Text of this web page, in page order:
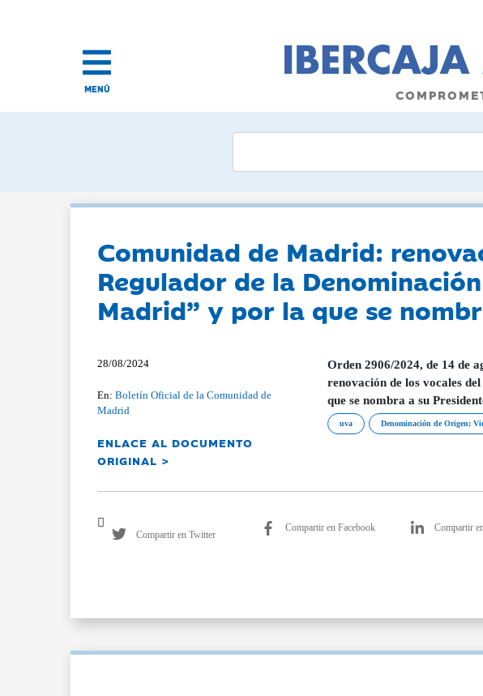
MENÚ
Comunidad de Madrid:
Regulador de la
Madrid” y por la que se
28/08/2024
En:Boletín Oficial de la Comunidad de
Madrid
ENLACE AL DOCUMENTO
ORIGINAL >
Orden 2906/2024, de 14 de
renovación de los vocales
que se nombra a su
uva Denominación de Origen;
Compartir en Twitter
Compartir en Facebook Compartir